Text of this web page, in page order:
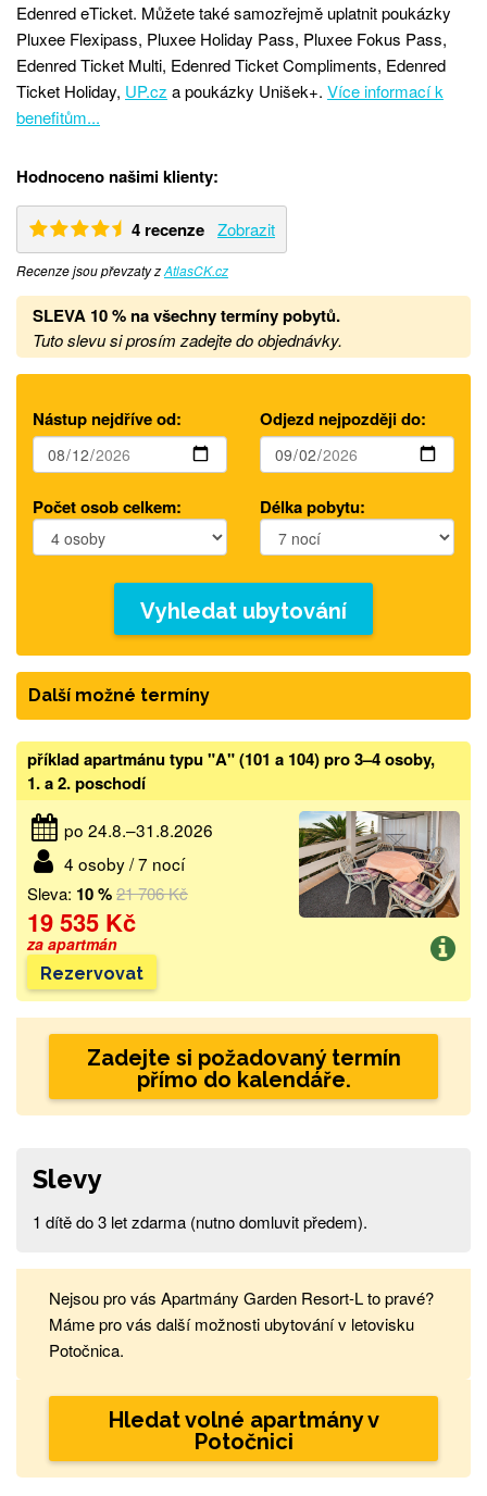
Edenred eTicket. Můžete také samozřejmě uplatnit poukázky
Pluxee Flexipass, Pluxee Holiday Pass, Pluxee Fokus Pass,
Edenred Ticket Multi, Edenred Ticket Compliments, Edenred
Ticket Holiday, UP.cz a poukázky Unišek+. Více informací k
benefitům...
Hodnoceno našimi klienty:
4 recenze Zobrazit
Recenze jsou převzaty zAtlasCK.cz
SLEVA 10 % na všechny termíny pobytů.
Tuto slevu si prosím zadejte do objednávky.
Nástup nejdříve od: Odjezd nejpozději do:
Počet osob celkem: Délka pobytu:
Vyhledat ubytování
Další možné termíny
příklad apartmánu typu "A" (101 a 104) pro 3–4 osoby,
1. a 2. poschodí
po 24.8.–31.8.2026
4 osoby / 7 nocí
Sleva: 10 %21 706 Kč
19 535 Kč
za apartmán
Rezervovat
Zadejte si požadovaný termín
přímo do kalendáře.
Slevy
1 dítě do 3 let zdarma (nutno domluvit předem).
Nejsou pro vás Apartmány Garden Resort-L to pravé?
Máme pro vás další možnosti ubytování v letovisku
Potočnica.
Hledat volné apartmány v
Potočnici